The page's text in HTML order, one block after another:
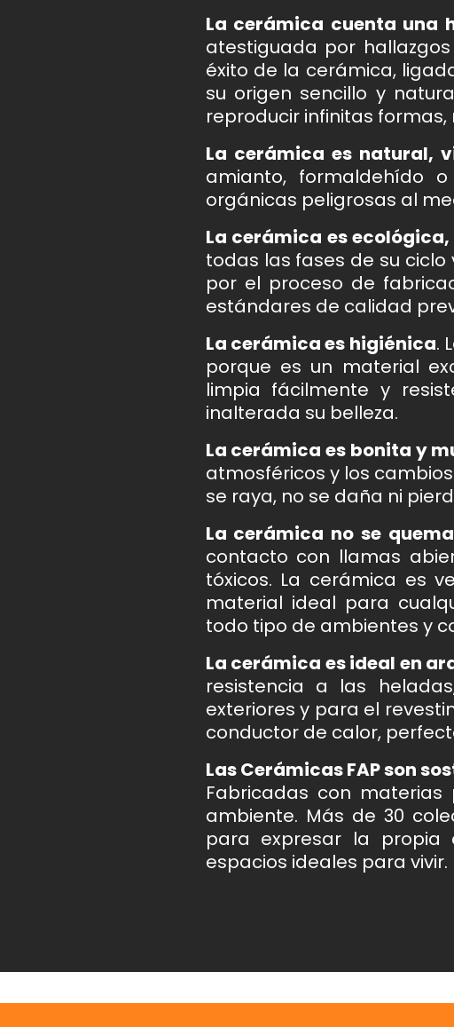
La cerámica cuenta una
atestiguada por
éxito de la cerámica,
su origen sencillo y
reproducir infinitas
La cerámica es natural,
amianto, formaldehído
orgánicas peligrosas al
La cerámica es
todas las fases de su
por el proceso de
estándares de calidad
La cerámica es higiénica.
porque es un material
limpia fácilmente y
inalterada su belleza.
La cerámica es bonita y
atmosféricos y los
se raya, no se daña ni
La cerámica no se
contacto con llamas
tóxicos. La cerámica es
material ideal para
todo tipo de ambientes y
La cerámica es ideal en
resistencia a las
exteriores y para el
conductor de calor,
Las Cerámicas FAP son
Fabricadas con
ambiente. Más de 30
para expresar la propia
espacios ideales para vivir.